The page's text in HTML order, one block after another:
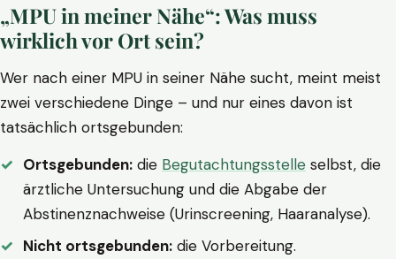
„MPU in meiner Nähe“: Was muss
wirklich vor Ort sein?
Wer nach einer MPU in seiner Nähe sucht, meint meist
zwei verschiedene Dinge – und nur eines davon ist
tatsächlich ortsgebunden:
Ortsgebunden: die Begutachtungsstelle selbst, die
ärztliche Untersuchung und die Abgabe der
Abstinenznachweise (Urinscreening, Haaranalyse).
Nicht ortsgebunden: die Vorbereitung.